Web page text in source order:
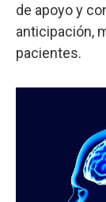
de apoyo y
anticipación,
pacientes.